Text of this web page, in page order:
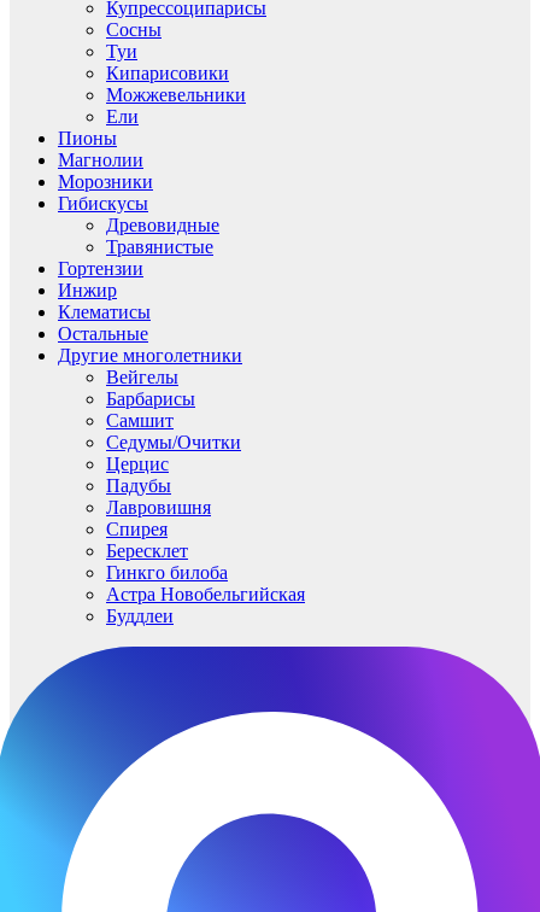
Купрессоципарисы
Сосны
Туи
Кипарисовики
Можжевельники
Ели
Пионы
Магнолии
Морозники
Гибискусы
Древовидные
Травянистые
Гортензии
Инжир
Клематисы
Остальные
Другие многолетники
Вейгелы
Барбарисы
Самшит
Седумы/Очитки
Церцис
Падубы
Лавровишня
Спирея
Бересклет
Гинкго билоба
Астра Новобельгийская
Буддлеи